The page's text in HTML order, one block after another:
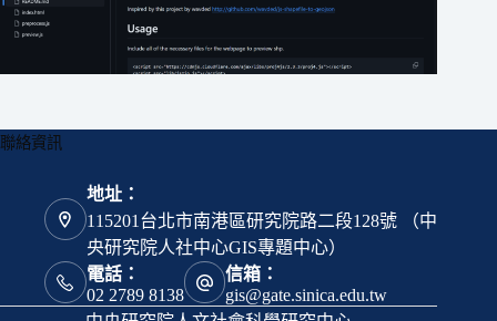
聯絡資訊
地址：
115201台北市南港區研究院路二段128號 （中
央研究院人社中心GIS專題中心）
電話：
02 2789 8138
信箱：
gis@gate.sinica.edu.tw